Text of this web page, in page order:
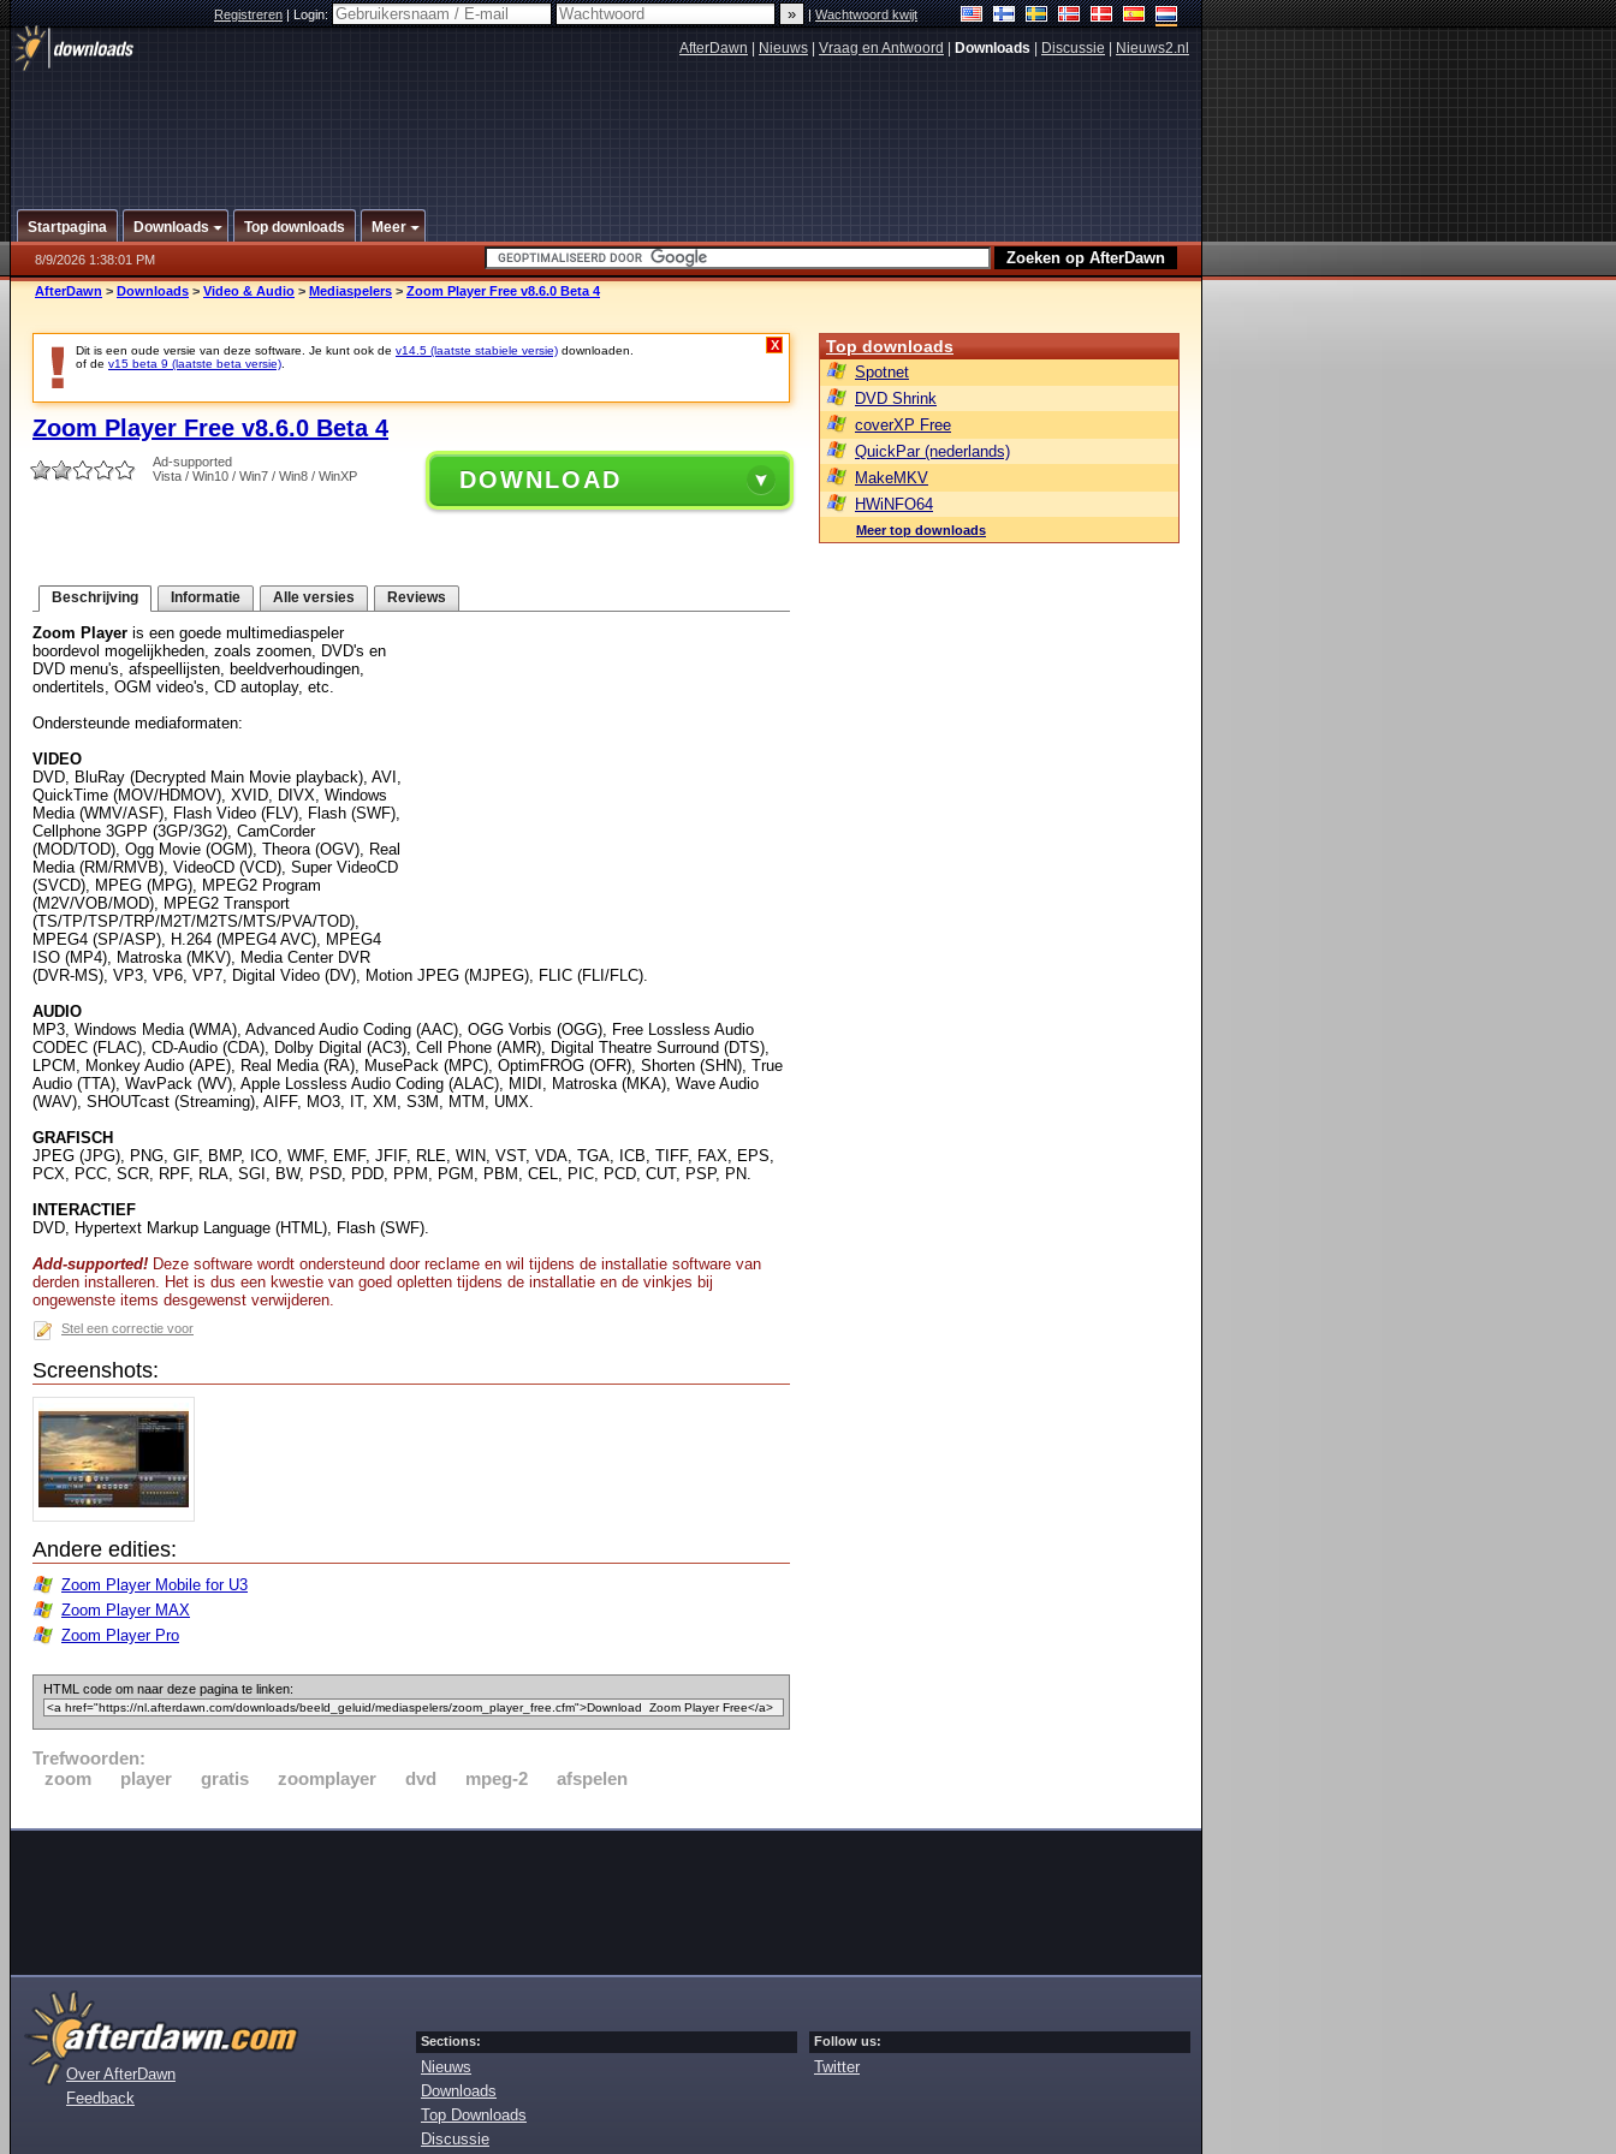
Registreren|Login: |Wachtwoord kwijt
AfterDawn Nieuws Vraag en Antwoord Downloads Discussie Nieuws2.nl
Startpagina Downloads Top downloads Meer
8/9/2026 1:38:01 PM
AfterDawn > Downloads > Video & Audio > Mediaspelers > Zoom Player Free v8.6.0 Beta 4
Dit is een oude versie van deze software. Je kunt ook de v14.5 (laatste stabiele versie) downloaden.
of de v15 beta 9 (laatste beta versie)
X
Zoom Player Free v8.6.0 Beta 4
Ad-supported
Vista / Win10 / Win7 / Win8 / WinXP
DOWNLOAD
Beschrijving Informatie Alle versies Reviews
Zoom Player is een goede multimediaspeler
boordevol mogelijkheden, zoals zoomen, DVD's en
DVD menu's, afspeellijsten, beeldverhoudingen,
ondertitels, OGM video's, CD autoplay, etc.
Ondersteunde mediaformaten:
VIDEO
DVD, BluRay (Decrypted Main Movie playback), AVI,
QuickTime (MOV/HDMOV), XVID, DIVX, Windows
Media (WMV/ASF), Flash Video (FLV), Flash (SWF),
Cellphone 3GPP (3GP/3G2), CamCorder
(MOD/TOD), Ogg Movie (OGM), Theora (OGV), Real
Media (RM/RMVB), VideoCD (VCD), Super VideoCD
(SVCD), MPEG (MPG), MPEG2 Program
(M2V/VOB/MOD), MPEG2 Transport
(TS/TP/TSP/TRP/M2T/M2TS/MTS/PVA/TOD),
MPEG4 (SP/ASP), H.264 (MPEG4 AVC), MPEG4
ISO (MP4), Matroska (MKV), Media Center DVR
(DVR-MS), VP3, VP6, VP7, Digital Video (DV), Motion JPEG (MJPEG), FLIC (FLI/FLC).
AUDIO
MP3, Windows Media (WMA), Advanced Audio Coding (AAC), OGG Vorbis (OGG), Free Lossless Audio
CODEC (FLAC), CD-Audio (CDA), Dolby Digital (AC3), Cell Phone (AMR), Digital Theatre Surround (DTS),
LPCM, Monkey Audio (APE), Real Media (RA), MusePack (MPC), OptimFROG (OFR), Shorten (SHN), True
Audio (TTA), WavPack (WV), Apple Lossless Audio Coding (ALAC), MIDI, Matroska (MKA), Wave Audio
(WAV), SHOUTcast (Streaming), AIFF, MO3, IT, XM, S3M, MTM, UMX.
GRAFISCH
JPEG (JPG), PNG, GIF, BMP, ICO, WMF, EMF, JFIF, RLE, WIN, VST, VDA, TGA, ICB, TIFF, FAX, EPS,
PCX, PCC, SCR, RPF, RLA, SGI, BW, PSD, PDD, PPM, PGM, PBM, CEL, PIC, PCD, CUT, PSP, PN.
INTERACTIEF
DVD, Hypertext Markup Language (HTML), Flash (SWF).
Add-supported! Deze software wordt ondersteund door reclame en wil tijdens de installatie software van
derden installeren. Het is dus een kwestie van goed opletten tijdens de installatie en de vinkjes bij
ongewenste items desgewenst verwijderen.
Stel een correctie voor
Screenshots:
Andere edities:
Zoom Player Mobile for U3
Zoom Player MAX
Zoom Player Pro
HTML code om naar deze pagina te linken:
Trefwoorden:
zoom
player gratis zoomplayer dvd mpeg-2 afspelen
Top downloads
Spotnet
DVD Shrink
coverXP Free
QuickPar (nederlands)
MakeMKV
HWiNFO64
Meer top downloads
Over AfterDawn
Feedback
Sections:
Nieuws
Downloads
Top Downloads
Discussie
Follow us:
Twitter